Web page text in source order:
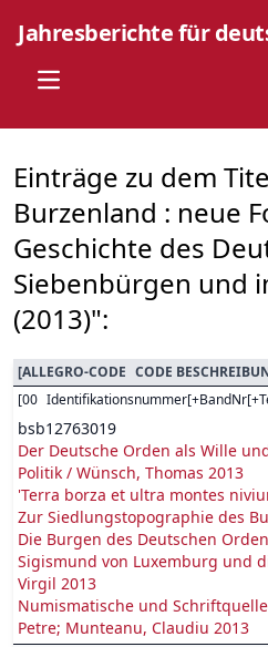
Jahresberichte für
Open main menu
Einträge zu dem
Burzenland : neue
Geschichte des
Siebenbürgen und
(2013)":
[ALLEGRO-CODE CODE
[00
bsb12763019
Der Deutsche Orden als Wille
Politik / Wünsch, Thomas 2013
'Terra borza et ultra montes
Zur Siedlungstopographie des
Die Burgen des Deutschen
Sigismund von Luxemburg und
Virgil 2013
Numismatische und
Petre; Munteanu, Claudiu 2013